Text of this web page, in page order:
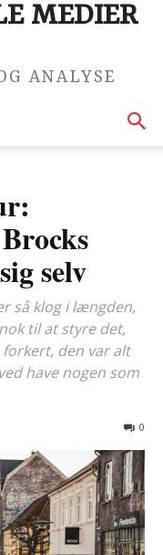
MEDIER
ANALYSE
selv
så klog i længden,
til at styre det,
den var alt
have nogen som
0